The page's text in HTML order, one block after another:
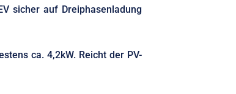
sicher auf Dreiphasenladung
ca. 4,2kW. Reicht der PV-